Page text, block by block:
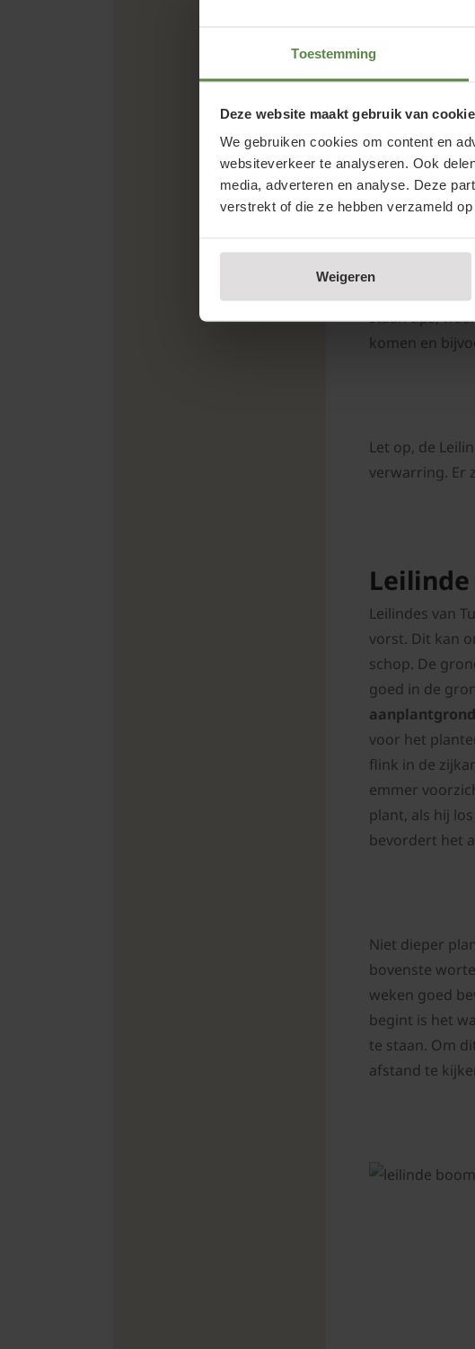
Toestemming
Deze website maakt gebruik van
We gebruiken cookies om content en
websiteverkeer te analyseren. Ook
media, adverteren en analyse. Deze
verstrekt of die ze hebben verzameld
Weigeren
de markt. Bij
nu wordt er
leilinde groeit
warme
een mum van
op ons
leilinde /
staan tips,
komen en
Let op, de
verwarring. Er
Leilindes van
vorst. Dit kan
schop. De
goed in de
aanplantgrond
voor het
flink in de
emmer
plant, als hij
bevordert het
Niet dieper
bovenste
weken goed
begint is het
te staan. Om
afstand te